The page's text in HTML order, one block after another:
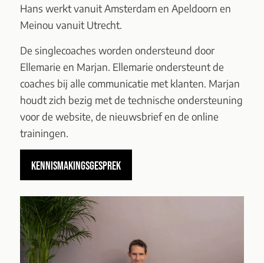
Hans werkt vanuit Amsterdam en Apeldoorn en
Meinou vanuit Utrecht.
De singlecoaches worden ondersteund door
Ellemarie en Marjan. Ellemarie ondersteunt de
coaches bij alle communicatie met klanten. Marjan
houdt zich bezig met de technische ondersteuning
voor de website, de nieuwsbrief en de online
trainingen.
KENNISMAKINGSGESPREK